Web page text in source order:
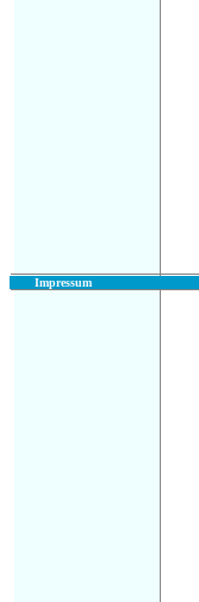
Impressum